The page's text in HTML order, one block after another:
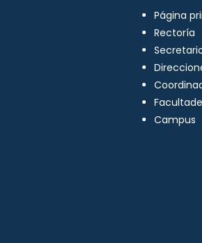
Página
Rectoría
Campus